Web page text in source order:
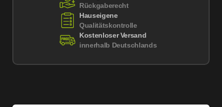
Rückgaberecht
Hauseigene
Qualitätskontrolle
Kostenloser Versand
innerhalb Deutschlands